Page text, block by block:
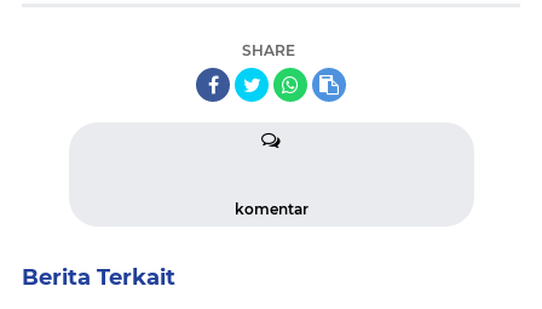
SHARE
komentar
Berita Terkait